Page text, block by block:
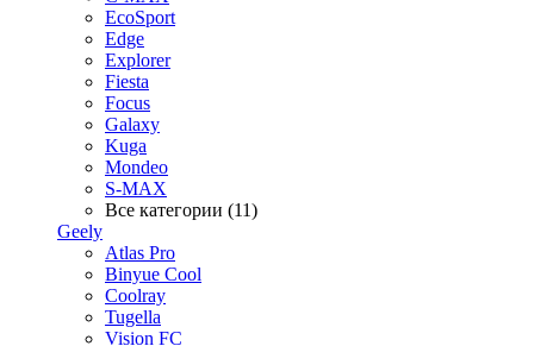
EcoSport
Edge
Explorer
Fiesta
Focus
Galaxy
Kuga
Mondeo
S-MAX
Все категории (11)
Geely
Atlas Pro
Binyue Cool
Coolray
Tugella
Vision FC